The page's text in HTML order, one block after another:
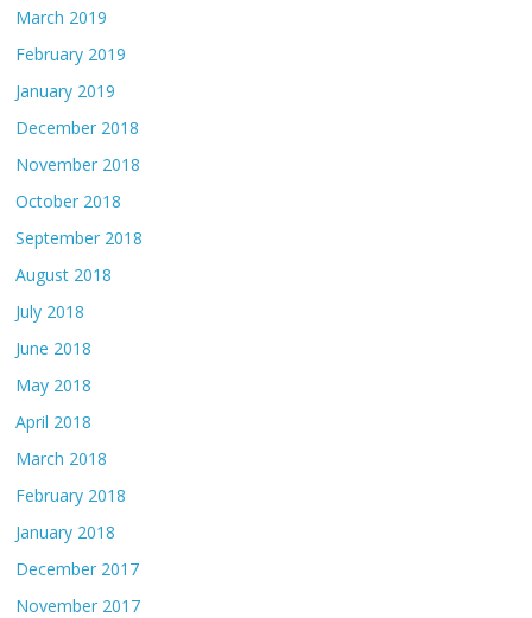
March 2019
February 2019
January 2019
December 2018
November 2018
October 2018
September 2018
August 2018
July 2018
June 2018
May 2018
April 2018
March 2018
February 2018
January 2018
December 2017
November 2017